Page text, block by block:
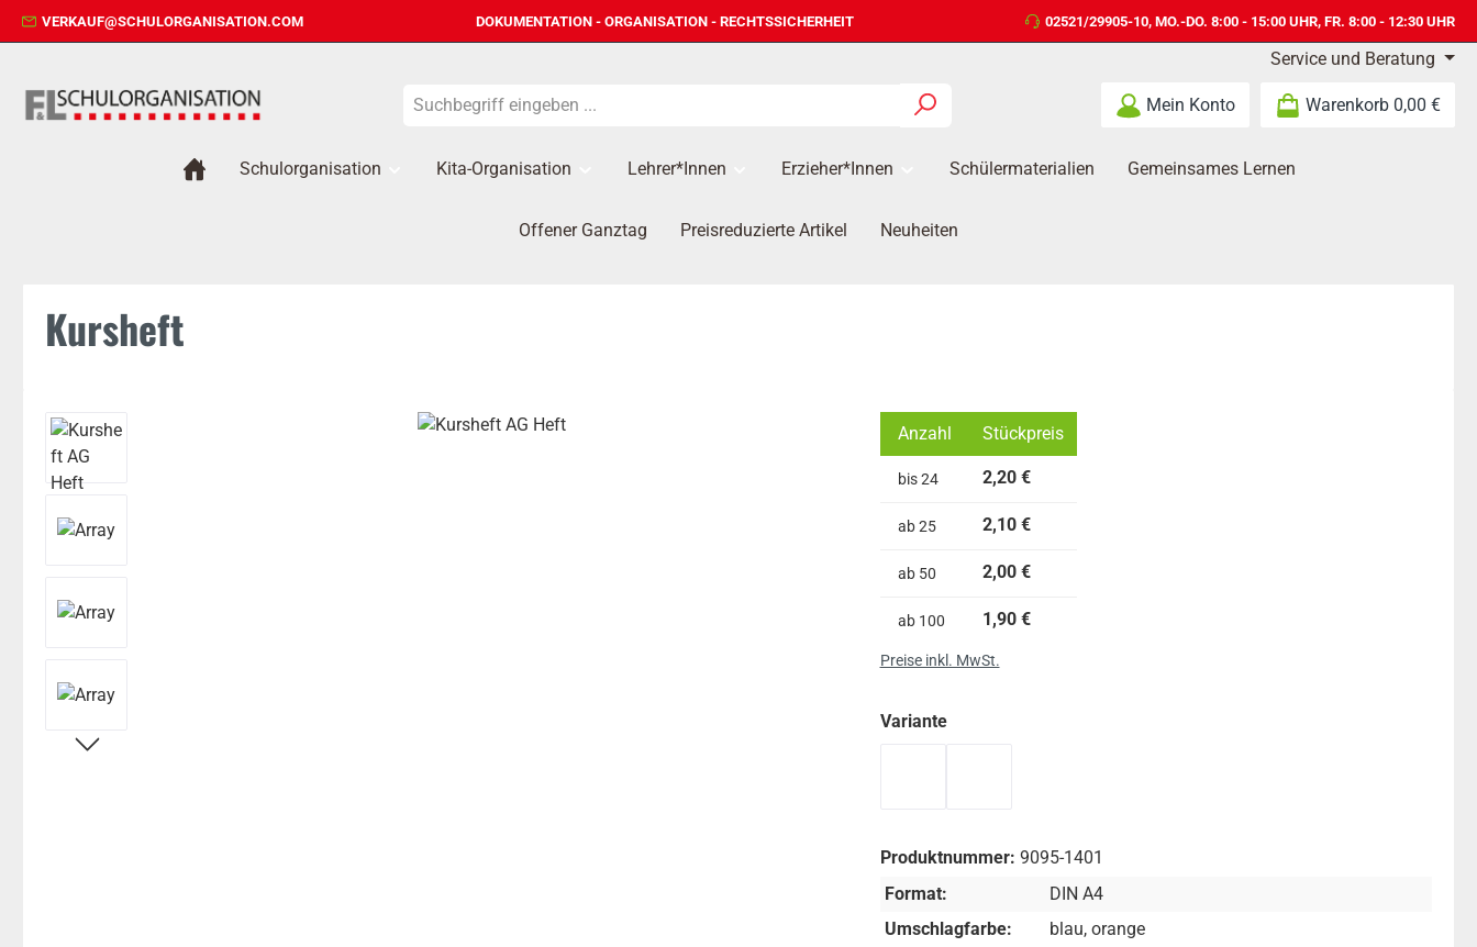
Hauptinhalt springen
Zur Suche springen
Zur Hauptnavigation springen
VERKAUF@SCHULORGANISATION.COM DOKUMENTATION - ORGANISATION - RECHTSSICHERHEIT 02521/29905-10, MO.-DO. 8:00 - 15:00 UHR, FR. 8:00 - 12:30 UHR
Service und Beratung
Mein Konto Warenkorb 0,00 €
Schulorganisation Kita-Organisation Lehrer*innen Erzieher*Innen Schülermaterialien Gemeinsames Lernen
Offener Ganztag Preisreduzierte Artikel Neuheiten
Kursheft
Bildergalerie überspringen Anzahl Stückpreis
bis24 2,20 €
ab25 2,10 €
ab 50 2,00 €
ab 100 1,90 €
Preise inkl. MwSt.
Varianteauswählen
Produktnummer: 9095-1401
Format:
DIN A4
Umschlagfarbe:
blau, orange